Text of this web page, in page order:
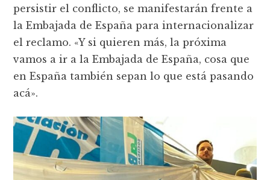
persistir el conflicto, se manifestarán frente a
la Embajada de España para internacionalizar
el reclamo. «Y si quieren más, la próxima
vamos a ir a la Embajada de España, cosa que
en España también sepan lo que está pasando
acá».